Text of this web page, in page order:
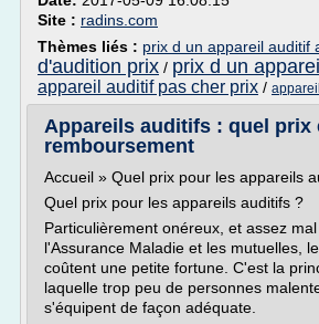
Site : radins.com
Thèmes liés : prix d un appareil auditif
d'audition prix / prix d un
appareil auditif pas cher prix /
Appareils auditifs : quel prix
remboursement
Accueil » Quel prix pour les appareils
Quel prix pour les appareils auditifs ?
Particulièrement onéreux, et assez
l'Assurance Maladie et les mutuelles,
coûtent une petite fortune. C'est la
laquelle trop peu de personnes
s'équipent de façon adéquate.